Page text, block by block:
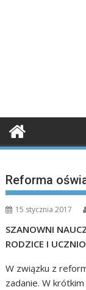
Reforma
15 stycznia 2017
SZANOWNI
RODZICE I
W związku z
zadanie. W